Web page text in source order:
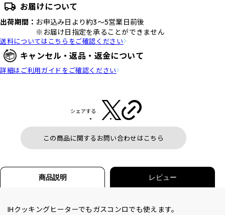
お届けについて
出荷期間： お申込み日より約3～5営業日前後
※お届け日指定を承ることができません
送料についてはこちらをご確認ください
キャンセル・返品・返金について
詳細はご利用ガイドをご確認ください
シェアする
この商品に関するお問い合わせはこちら
商品説明 レビュー
IHクッキングヒーターでもガスコンロでも使えます。